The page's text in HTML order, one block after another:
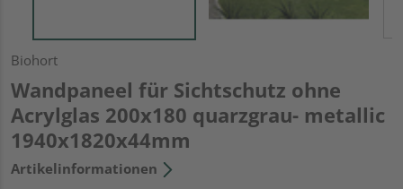
Biohort
Wandpaneel für Sichtschutz ohne
Acrylglas 200x180 quarzgrau- metallic
1940x1820x44mm
Artikelinformationen